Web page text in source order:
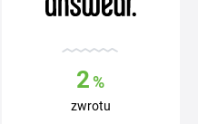
2 %
zwrotu